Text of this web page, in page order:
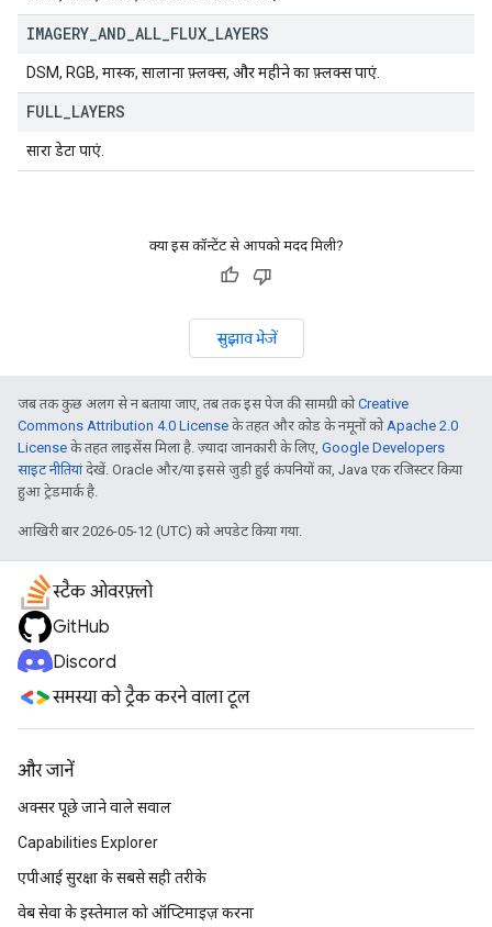
IMAGERY AND ALL FLUX LAYERS
DSM, RGB, मास्क, सालाना फ़्लक्स, और महीने का फ़्लक्स पाएं.
FULL LAYERS
सारा डेटा पाएं.
क्या इस कॉन्टेंट से आपको मदद मिली?
सुझाव भेजें
जब तक कुछ अलग से न बताया जाए, तब तक इस पेज की सामग्री कोCreative
Commons Attribution 4.0 License के तहत और कोड के नमूनों कोApache 2.0
License के तहत लाइसेंस मिला है. ज़्यादा जानकारी के लिए, Google Developers
साइट नीतियांदेखें. Oracle और/या इससे जुड़ी हुई कंपनियों का, Java एक रजिस्टर किया
हुआ ट्रेडमार्क है.
आखिरी बार 2026-05-12 (UTC) को अपडेट किया गया.
स्टैक ओवरफ़्लो
GitHub
Discord
समस्या को ट्रैक करने वाला टूल
और जानें
अक्सर पूछे जाने वाले सवाल
Capabilities Explorer
एपीआई सुरक्षा के सबसे सही तरीके
वेब सेवा के इस्तेमाल को ऑप्टिमाइज़ करना